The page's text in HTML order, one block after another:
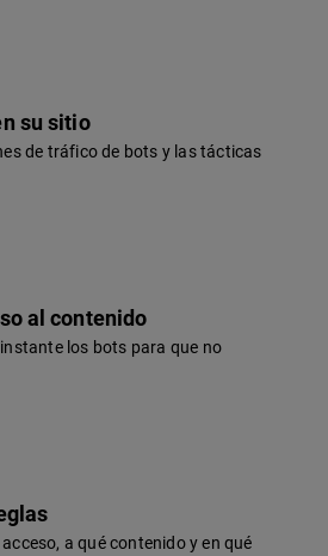
su sitio
de tráfico de bots y las tácticas
al contenido
los bots para que no
a qué contenido y en qué